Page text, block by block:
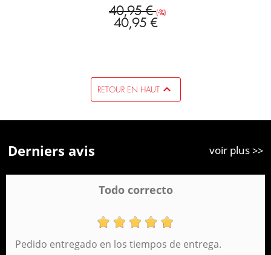
40,95 €(-%)
40,95 €
RETOUR EN HAUT
Derniers avis voir plus >>
Todo correcto
Pedido entregado en los tiempos de entrega.